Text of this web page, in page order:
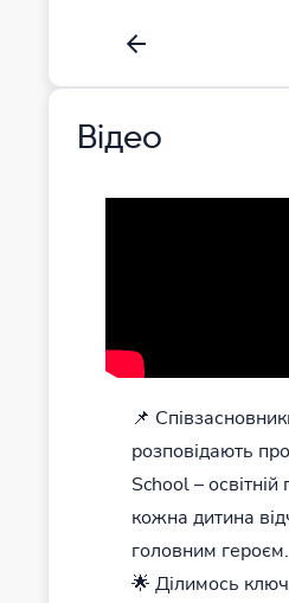
Відео
📌
розповідають
School – освітній
кожна дитина
головним героєм.
🌟 Ділимось